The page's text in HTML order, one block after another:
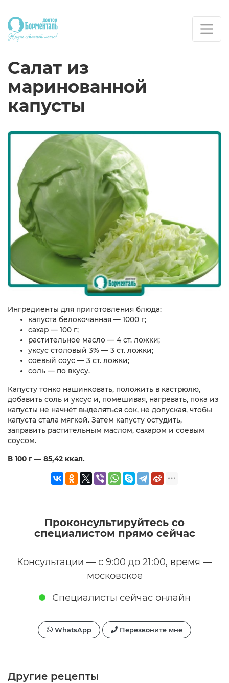
Салат из
маринованной
капусты
Ингредиенты для приготовления блюда:
капуста белокочанная — 1000 г;
сахар — 100 г;
растительное масло — 4 ст. ложки;
уксус столовый 3% — 3 ст. ложки;
соевый соус — 3 ст. ложки;
соль — по вкусу.
Капусту тонко нашинковать, положить в кастрюлю,
добавить соль и уксус и, помешивая, нагревать, пока из
капусты не начнёт выделяться сок, не допуская, чтобы
капуста стала мягкой. Затем капусту остудить,
заправить растительным маслом, сахаром и соевым
соусом.
В 100 г — 85,42 ккал.
Проконсультируйтесь со
специалистом прямо сейчас
Консультации — с 9:00 до 21:00, время —
московское
Специалисты сейчас онлайн
WhatsApp Перезвоните мне
Другие рецепты